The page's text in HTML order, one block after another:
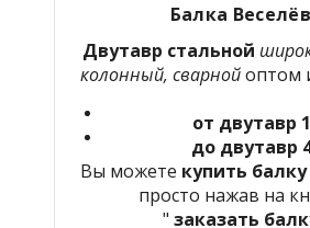
Балка
Двутавр стальной
колонный, сварнойоптом
от двутавр
до двутавр
Вы можете купить
просто нажав на
" заказать